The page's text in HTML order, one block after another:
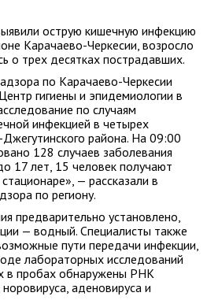
острую кишечную инфекцию
Карачаево-Черкесии, возросло
о трех десятках пострадавших.
по Карачаево-Черкесии
гигиены и эпидемиологии в
по случаям
инфекцией в четырех
района. На 09:00
128 случаев заболевания
17 лет, 15 человек получают
— рассказали в
по региону.
предварительно установлено,
— водный. Специалисты также
пути передачи инфекции,
лабораторных исследований
в пробах обнаружены РНК
аденовируса и